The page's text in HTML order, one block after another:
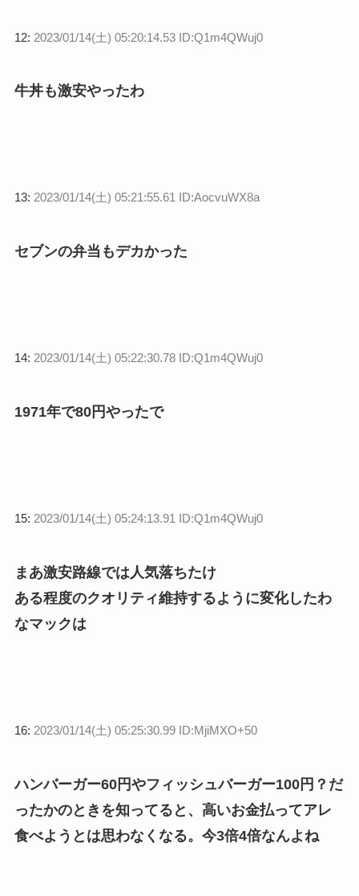
12: 2023/01/14(土) 05:20:14.53 ID:Q1m4QWuj0
牛丼も激安やったわ
13: 2023/01/14(土) 05:21:55.61 ID:AocvuWX8a
セブンの弁当もデカかった
14: 2023/01/14(土) 05:22:30.78 ID:Q1m4QWuj0
1971年で80円やったで
15: 2023/01/14(土) 05:24:13.91 ID:Q1m4QWuj0
まあ激安路線では人気落ちたけ
ある程度のクオリティ維持するように変化したわ
なマックは
16: 2023/01/14(土) 05:25:30.99 ID:MjiMXO+50
ハンバーガー60円やフィッシュバーガー100円？だ
ったかのときを知ってると、高いお金払ってアレ
食べようとは思わなくなる。今3倍4倍なんよね